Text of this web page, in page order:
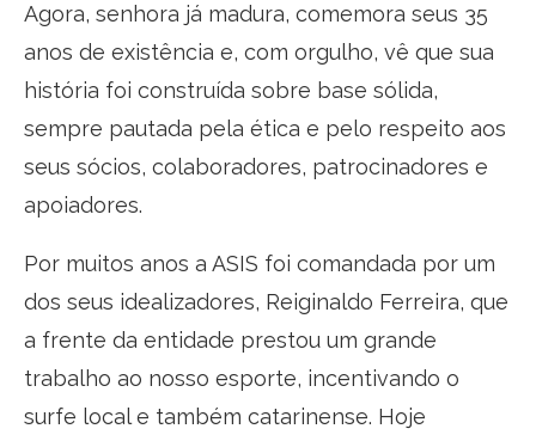
Agora, senhora já madura, comemora seus 35
anos de existência e, com orgulho, vê que sua
história foi construída sobre base sólida,
sempre pautada pela ética e pelo respeito aos
seus sócios, colaboradores, patrocinadores e
apoiadores.
Por muitos anos a ASIS foi comandada por um
dos seus idealizadores, Reiginaldo Ferreira, que
a frente da entidade prestou um grande
trabalho ao nosso esporte, incentivando o
surfe local e também catarinense. Hoje